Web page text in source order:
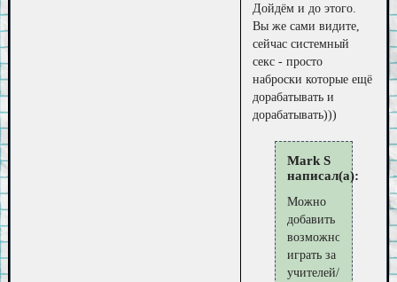
Дойдём и до этого.
Вы же сами видите,
сейчас системный
секс - просто
наброски которые ещё
дорабатывать и
дорабатывать)))
Mark S
написал(а):
Можно
добавить
возможность
играть за
учителей/